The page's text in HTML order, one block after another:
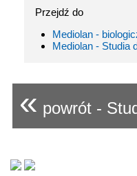
Przejdź do
Mediolan -
Mediolan - Studia
« powrót -